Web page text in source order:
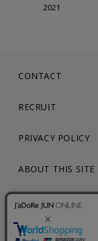
2021
CONTACT
RECRUIT
PRIVACY POLICY
ABOUT THIS SITE